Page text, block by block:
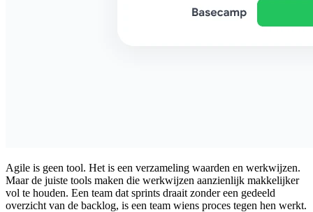
Agile is geen tool. Het is een verzameling waarden en werkwijzen.
Maar de juiste tools maken die werkwijzen aanzienlijk makkelijker
vol te houden. Een team dat sprints draait zonder een gedeeld
overzicht van de backlog, is een team wiens proces tegen hen werkt.